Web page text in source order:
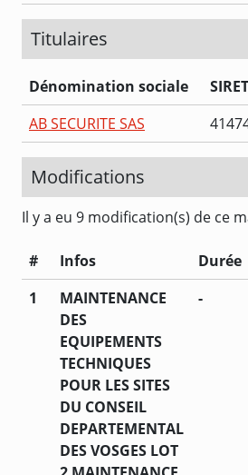
Titulaires
Dénomination sociale
SIRET
AB SECURITE SAS
Modifications
Il y a eu 9 modification(s) de ce
# Infos Durée
1
MAINTENANCE
DES
EQUIPEMENTS
TECHNIQUES
POUR LES SITES
DU CONSEIL
DEPARTEMENTAL
DES VOSGES LOT
-